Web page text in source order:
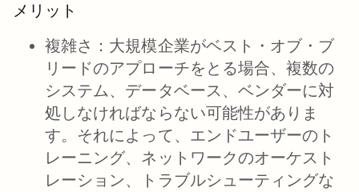
メリット
複雑さ： 大規模企業がベスト・オブ・ブ
リードのアプローチをとる場合、複数の
システム、データベース、ベンダーに対
処しなければならない可能性がありま
す。それによって、エンドユーザーのト
レーニング、ネットワークのオーケスト
レーション、トラブルシューティングな